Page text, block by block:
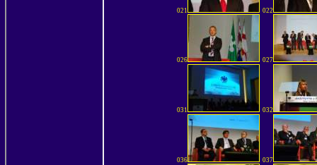
021 022
026 027
031 032
036 037